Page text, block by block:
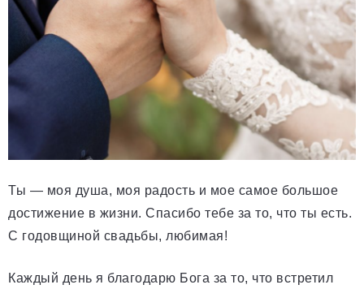
Ты — моя душа, моя радость и мое самое большое
достижение в жизни. Спасибо тебе за то, что ты есть.
С годовщиной свадьбы, любимая!
Каждый день я благодарю Бога за то, что встретил